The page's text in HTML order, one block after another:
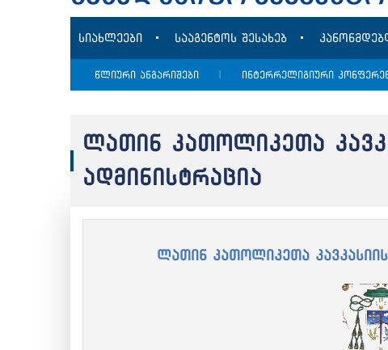
სიახლეები სააგენტოს შესახებ
წლიური ანგარიშები ინტერრელიგიური
ლათინ კათოლიკეთა
ადმინისტრაცია
ლათინ კათოლიკეთა